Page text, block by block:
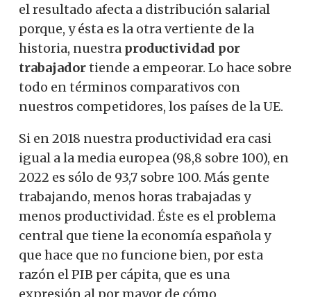
el resultado afecta a distribución salarial
porque, y ésta es la otra vertiente de la
historia, nuestra productividad por
trabajadortiende a empeorar. Lo hace sobre
todo en términos comparativos con
nuestros competidores, los países de la UE.
Si en 2018 nuestra productividad era casi
igual a la media europea (98,8 sobre 100), en
2022 es sólo de 93,7 sobre 100. Más gente
trabajando, menos horas trabajadas y
menos productividad. Éste es el problema
central que tiene la economía española y
que hace que no funcione bien, por esta
razón el PIB per cápita, que es una
expresión al por mayor de cómo